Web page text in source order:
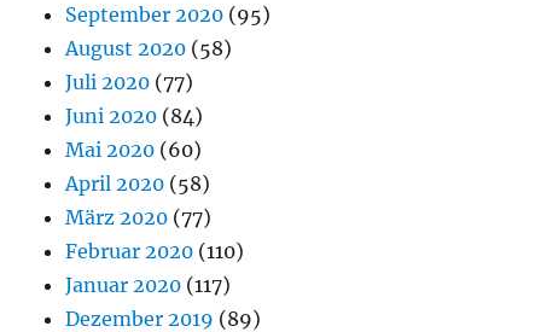
September 2020 (95)
August 2020 (58)
Juli 2020 (77)
Juni 2020 (84)
Mai 2020 (60)
April 2020 (58)
März 2020 (77)
Februar 2020 (110)
Januar 2020 (117)
Dezember 2019 (89)